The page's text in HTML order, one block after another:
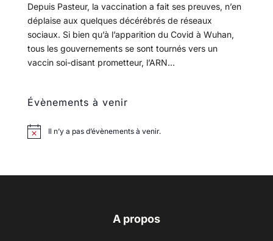
Depuis Pasteur, la vaccination a fait ses preuves, n’en
déplaise aux quelques décérébrés de réseaux
sociaux. Si bien qu’à l’apparition du Covid à Wuhan,
tous les gouvernements se sont tournés vers un
vaccin soi-disant prometteur, l’ARN...
Évènements à venir
Il n’y a pas d’évènements à venir.
A propos